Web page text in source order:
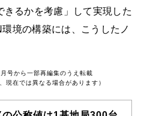
きるかを考慮」して実現した
境の構築には、こうしたノ
号から一部再編集のうえ転載
現在では異なる場合があります）